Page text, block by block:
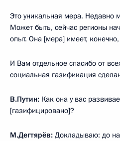
Это уникальная мера. Недавно
Может быть, сейчас регионы
опыт. Она [мера] имеет, конечно,
И Вам отдельное спасибо от
социальная газификация
В.Путин: Как она у вас
[газифицировано]?
М.Дегтярёв: Докладываю: до